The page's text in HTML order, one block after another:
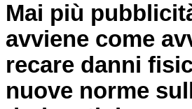
Mai più
avviene come
recare danni
nuove norme